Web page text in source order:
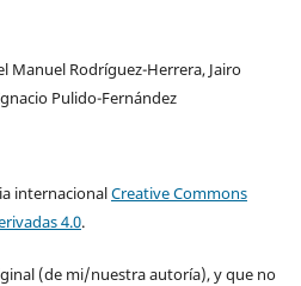
Manuel Rodríguez-Herrera, Jairo
Pulido-Fernández
internacionalCreative Commons
4.0.
(de mi/nuestra autoría), y que no